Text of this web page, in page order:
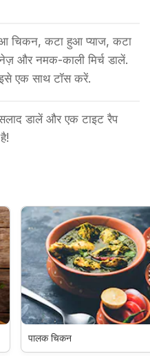
चिकन, कटा हुआ प्याज, कटा
और नमक-काली मिर्च डालें.
एक साथ टॉस करें.
डालें और एक टाइट रैप
पालक चिकन